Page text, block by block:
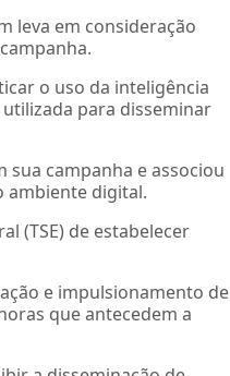
leva em consideração
o uso da inteligência
para disseminar
campanha e associou
ambiente digital.
(TSE) de estabelecer
e impulsionamento de
que antecedem a